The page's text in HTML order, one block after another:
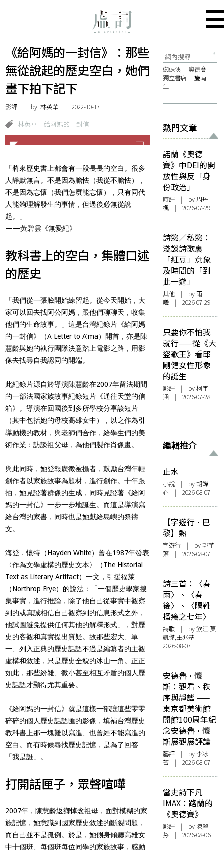
《給阿媽的一封信》：那些
無從說起的歷史空白，她們
畫下拍下記下
影評 | by 林英華 | 2022-10-17
林英華 給阿媽的一封信
「將來歷史書上都會有一段長長的空白。很多
人靜默無言。不是因為膽怯（我從不膽怯），
不是因為忘懷（我們怎麼能忘懷），只有同代
人能夠理解發生的事情，但過後必無從說
起。」
——黃碧雲《無愛紀》
教科書上的空白，集體口述
的歷史
「我們從一張臉開始練習起。從今天開始，大
家可以回去找阿公阿媽，跟他們聊聊天，收集
他們的生命故事。」這是台灣紀錄片《給阿媽
的一封信》（A Letter to A’ma）開首，亦是陳
慧齡與她的執行團隊決意踏上電影之路，用影
像去找尋自我認同的開端。
此紀錄片源自於導演陳慧齡在2007年留法期間
的一部法國家族故事紀錄短片《通往天堂的信
箱》。導演在回國後到多所學校分享該短片
（其中包括她的母校高雄女中），以之作為引
導動機的教材，與老師們合作，給學生們的美
術作業：訪談祖父母，為他們製作肖像畫。
與此同時，她登報廣徵被攝者，鼓勵台灣年輕
創作者以家族故事為題材，進行創作。十年跟
拍，她見證著群像的生成，同時見證著《給阿
媽的一封信》一步一步地誕生。而這是導演寫
給台灣的家書，同時也是她獻給島嶼的祭禱
文。
海登．懷特（Hayden White）曾在1987年發表
〈作為文學虛構的歷史文本〉（The Historial
Text as Literary Artifact）一文，引援福萊
（Northrop Frye）的說法：「一個歷史學家搜
集事實，進行推論，除了他自己從事實中觀察
到的或真誠相信自己觀察到的信息形式之外，
他試圖避免提供任何其他的解釋形式」，對歷
史的客觀和真實提出質疑。故那些宏大、單
一、列入正典的歷史話語不過是編纂者的主觀
虛構和敘述，只是歷史全貌的冰山一角。正正
如此，那些紛雜、微小甚至相互矛盾的個人歷
史話語才顯得尤其重要。
《給阿媽的一封信》就是這樣一部讓這些零零
碎碎的個人歷史話語匯的影像，填補台灣歷史
教科書上那一塊難以寫進、也曾經不能寫進的
空白。而有時候尋找歷史記憶，是為了回答
「我是誰」。
打開話匣子，眾聲喧嘩
2007年，陳慧齡返鄉悼念祖母，面對模糊的家
族記憶，她意識到國家歷史敘述的斷裂問題，
而自己並不是孤例。於是，她側身傾聽高雄女
中十個班、每個班每位同學的家族故事，感動
蜘蛛俠
奧德賽
獨立書店
施南
生
熱門文章
諾蘭《奧德
賽》中DEI的開
放性與反「身
份政治」
時評 | by周丹
楓 | 2026-07-29
詩慾／私慾：
淺談詩歌裏
「紅豆」意象
及時間的「到
此一遊」
其他 | by 雨
曦 | 2026-07-29
只要你不怕我
就行——從《大
盜歌王》看邱
剛健女性形象
的誕生
影評 | by 柯宇
涵 | 2026-07-28
編輯推介
止水
小說 | by 胡韡
心 | 2026-08-07
【字遊行·巴
黎】熱
字遊行 | by 郭芊
葉 | 2026-08-07
詩三首：〈春
雨〉、〈春
後〉、〈隔靴
搔癢之七年〉
詩歌 | by 飲江,莫
凱傑,王兆基 |
2026-08-07
安德魯·懷
斯：觀看、秩
序與靜謐 ——
東京都美術館
開館100周年紀
念安德魯·懷
斯展觀展評論
藝評 | by 李冰
苔 | 2026-08-07
當史詩下凡
IMAX：路蘭的
《奧德賽》
影評 | by 陳麗
芬 | 2026-08-06